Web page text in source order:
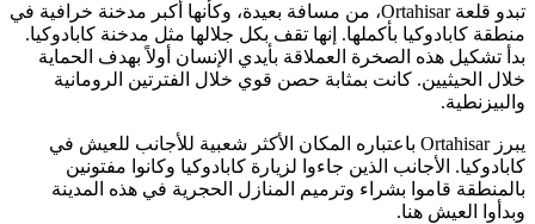
تبدو قلعة Ortahisar، من مسافة بعيدة، وكأنها أكبر مدخنة خرافية في
منطقة كابادوكيا بأكملها. إنها تقف بكل جلالها مثل مدخنة كابادوكيا.
بدأ تشكيل هذه الصخرة العملاقة بأيدي الإنسان أولاً بهدف الحماية
خلال الحيثيين. كانت بمثابة حصن قوي خلال الفترتين الرومانية
والبيزنطية.
يبرز Ortahisar باعتباره المكان الأكثر شعبية للأجانب للعيش في
كابادوكيا. الأجانب الذين جاءوا لزيارة كابادوكيا وكانوا مفتونين
بالمنطقة قاموا بشراء وترميم المنازل الحجرية في هذه المدينة
وبدأوا العيش هنا.